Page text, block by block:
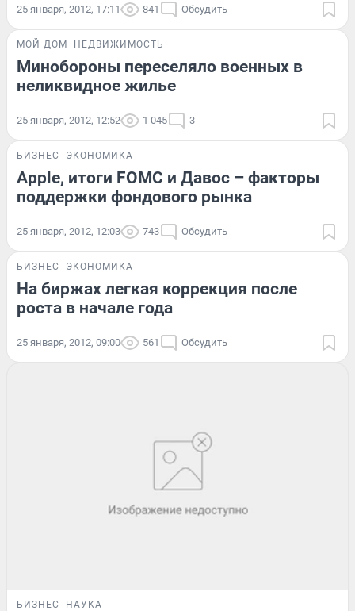
25 января, 2012, 17:11 841 Обсудить
МОЙ ДОМ НЕДВИЖИМОСТЬ
Минобороны переселяло военных в
неликвидное жилье
25 января, 2012, 12:52 1 045 3
БИЗНЕС ЭКОНОМИКА
Apple, итоги FOMC и Давос – факторы
поддержки фондового рынка
25 января, 2012, 12:03 743 Обсудить
БИЗНЕС ЭКОНОМИКА
На биржах легкая коррекция после
роста в начале года
25 января, 2012, 09:00 561 Обсудить
БИЗНЕС НАУКА